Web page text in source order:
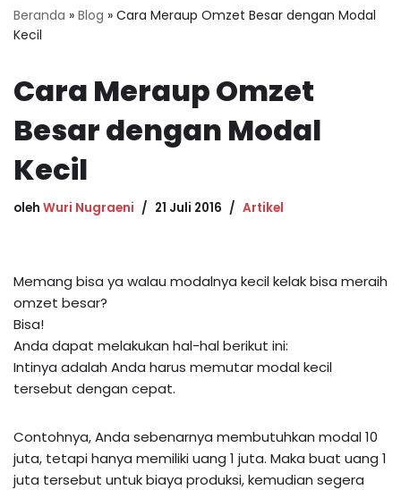
Beranda » Blog » Cara Meraup Omzet Besar dengan Modal
Kecil
Cara Meraup Omzet
Besar dengan Modal
Kecil
oleh Wuri Nugraeni 21 Juli 2016 Artikel
Memang bisa ya walau modalnya kecil kelak bisa meraih
omzet besar?
Bisa!
Anda dapat melakukan hal-hal berikut ini:
Intinya adalah Anda harus memutar modal kecil
tersebut dengan cepat.
Contohnya, Anda sebenarnya membutuhkan modal 10
juta, tetapi hanya memiliki uang 1 juta. Maka buat uang 1
juta tersebut untuk biaya produksi, kemudian segera